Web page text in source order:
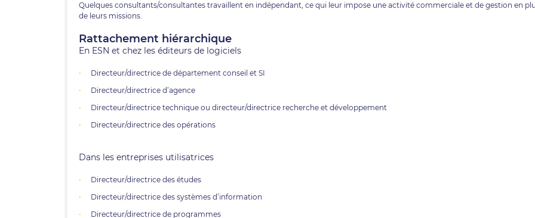
Quelques consultants/consultantes travaillent en indépendant, ce qui leur impose une activité commerciale et de gestion en
de leurs missions.
Rattachement hiérarchique
En ESN et chez les éditeurs de logiciels
Directeur/directrice de département conseil et SI
Directeur/directrice d’agence
Directeur/directrice technique ou directeur/directrice recherche et développement
Directeur/directrice des opérations
Dans les entreprises utilisatrices
Directeur/directrice des études
Directeur/directrice des systèmes d’information
Directeur/directrice de programmes